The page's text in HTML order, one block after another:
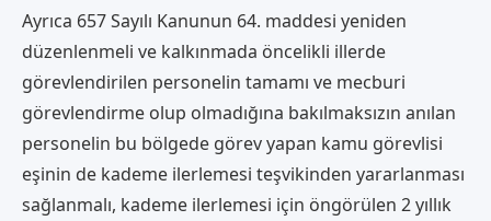
Ayrıca 657 Sayılı Kanunun 64. maddesi yeniden
düzenlenmeli ve kalkınmada öncelikli illerde
görevlendirilen personelin tamamı ve mecburi
görevlendirme olup olmadığına bakılmaksızın anılan
personelin bu bölgede görev yapan kamu görevlisi
eşinin de kademe ilerlemesi teşvikinden yararlanması
sağlanmalı, kademe ilerlemesi için öngörülen 2 yıllık